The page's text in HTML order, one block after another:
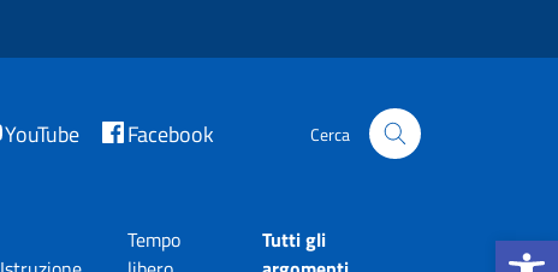
Apri la
YouTube Facebook Cerca
Tempo
Tutti gli